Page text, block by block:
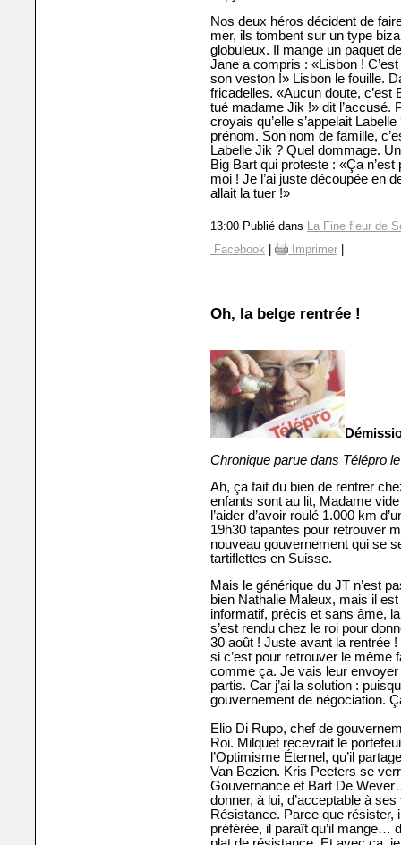
Nos deux héros décident de
mer, ils tombent sur un type
globuleux. Il mange un paquet
Jane a compris : «Lisbon !
son veston !» Lisbon le fouille.
fricadelles. «Aucun doute, c’est
tué madame Jik !» dit l’accusé.
croyais qu’elle s’appelait
prénom. Son nom de famille,
Labelle Jik ? Quel dommage.
Big Bart qui proteste : «Ça
moi ! Je l’ai juste découpée en
allait la tuer !»
13:00 Publié dans La Fine fleur de
Facebook
Imprimer
Oh, la belge rentrée !
Chronique parue dans Télépro
Ah, ça fait du bien de rentrer
enfants sont au lit, Madame
l’aider d’avoir roulé 1.000 km
19h30 tapantes pour retrouver
nouveau gouvernement qui se
tartiflettes en Suisse.
Mais le générique du JT n’est
bien Nathalie Maleux, mais il
informatif, précis et sans âme,
s’est rendu chez le roi pour
30 août ! Juste avant la rentrée
si c’est pour retrouver le même
comme ça. Je vais leur
partis. Car j’ai la solution :
gouvernement de négociation.
Elio Di Rupo, chef de
Roi. Milquet recevrait le
l’Optimisme Éternel, qu’il
Van Bezien. Kris Peeters se
Gouvernance et Bart De
donner, à lui, d’acceptable à
Résistance. Parce que résister,
préférée, il paraît qu’il mange…